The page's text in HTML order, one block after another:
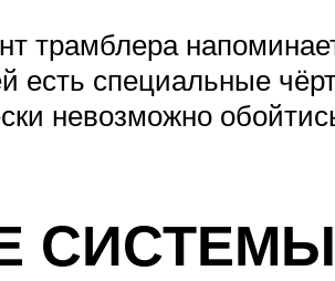
трамблера
есть специальные
невозможно
СИСТЕМЫ